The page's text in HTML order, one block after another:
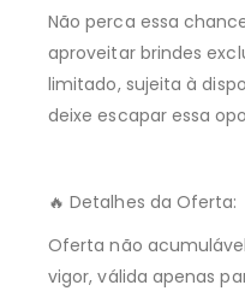
Não perca essa
aproveitar brindes
limitado, sujeita à
deixe escapar essa
🔥 Detalhes da Oferta:
Oferta não
vigor, válida apenas